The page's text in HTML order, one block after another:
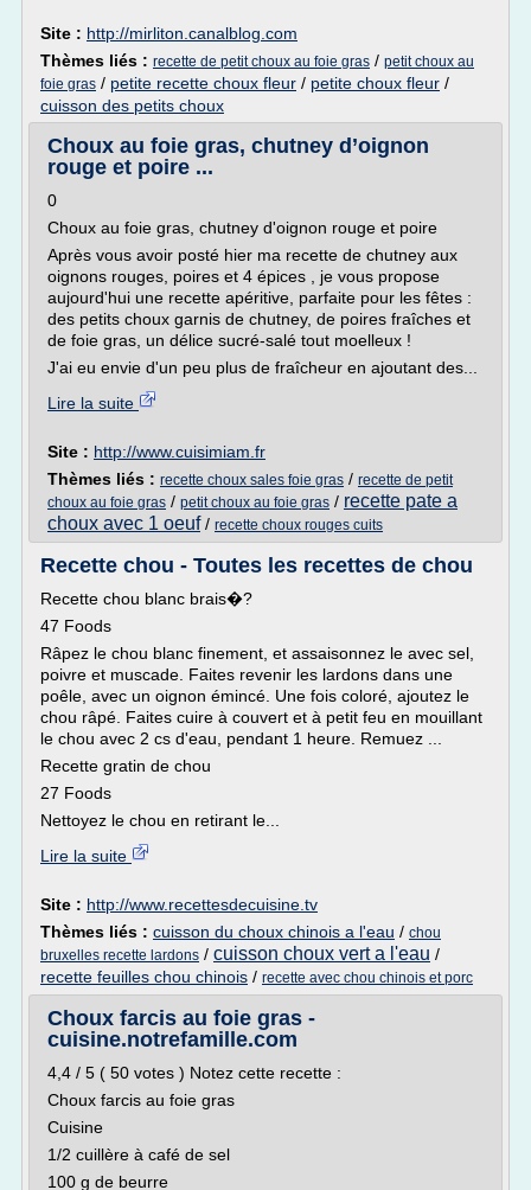
Site : http://mirliton.canalblog.com
Thèmes liés : recette de petit choux au foie gras / petit choux au
foie gras / petite recette choux fleur / petite choux fleur /
cuisson des petits choux
Choux au foie gras, chutney d’oignon
rouge et poire ...
0
Choux au foie gras, chutney d'oignon rouge et poire
Après vous avoir posté hier ma recette de chutney aux
oignons rouges, poires et 4 épices , je vous propose
aujourd'hui une recette apéritive, parfaite pour les fêtes :
des petits choux garnis de chutney, de poires fraîches et
de foie gras, un délice sucré-salé tout moelleux !
J'ai eu envie d'un peu plus de fraîcheur en ajoutant des...
Lire la suite
Site : http://www.cuisimiam.fr
Thèmes liés : recette choux sales foie gras / recette de petit
choux au foie gras / petit choux au foie gras / recette pate a
choux avec 1 oeuf/ recette choux rouges cuits
Recette chou - Toutes les recettes de chou
Recette chou blanc brais�?
47 Foods
Râpez le chou blanc finement, et assaisonnez le avec sel,
poivre et muscade. Faites revenir les lardons dans une
poêle, avec un oignon émincé. Une fois coloré, ajoutez le
chou râpé. Faites cuire à couvert et à petit feu en mouillant
le chou avec 2 cs d'eau, pendant 1 heure. Remuez ...
Recette gratin de chou
27 Foods
Nettoyez le chou en retirant le...
Lire la suite
Site : http://www.recettesdecuisine.tv
Thèmes liés : cuisson du choux chinois a l'eau / chou
bruxelles recette lardons / cuisson choux vert a l'eau /
recette feuilles chou chinois / recette avec chou chinois et porc
Choux farcis au foie gras -
cuisine.notrefamille.com
4,4 / 5 ( 50 votes ) Notez cette recette :
Choux farcis au foie gras
Cuisine
1/2 cuillère à café de sel
100 g de beurre